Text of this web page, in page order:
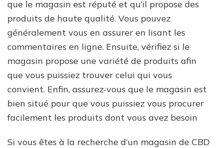
que le magasin est réputé et qu’il propose des
produits de haute qualité. Vous pouvez
généralement vous en assurer en lisant les
commentaires en ligne. Ensuite, vérifiez si le
magasin propose une variété de produits afin
que vous puissiez trouver celui qui vous
convient. Enfin, assurez-vous que le magasin est
bien situé pour que vous puissiez vous procurer
facilement les produits dont vous avez besoin
Si vous êtes à la recherche d’un magasin de CBD